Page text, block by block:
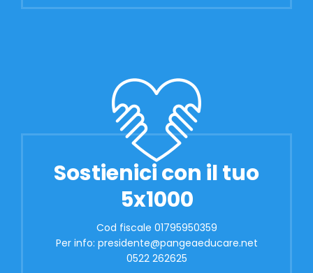
Sostienici con il tuo
5x1000
Cod fiscale 01795950359
Per info: presidente@pangeaeducare.net
0522 262625